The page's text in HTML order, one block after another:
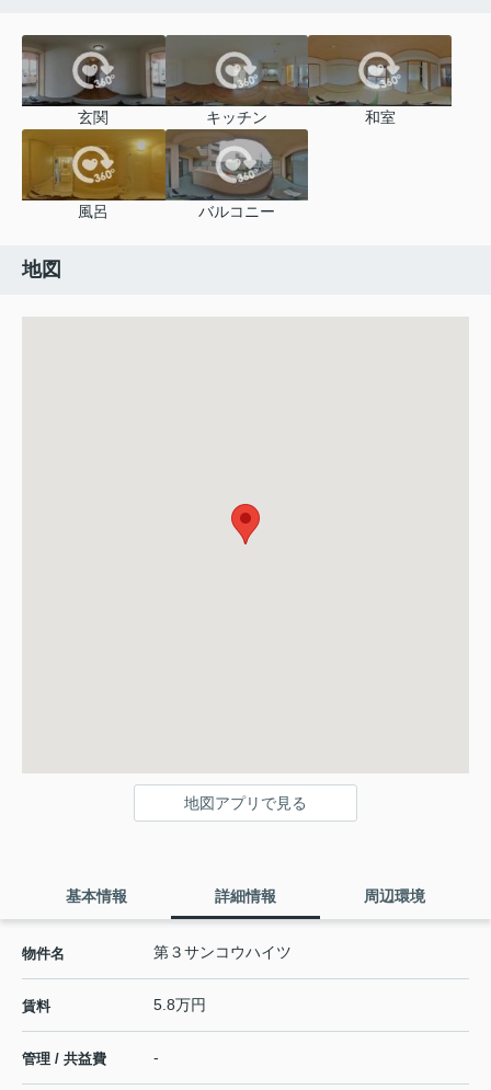
玄関 キッチン 和室
風呂 バルコニー
地図
地図アプリで見る
基本情報 詳細情報 周辺環境
物件名 第３サンコウハイツ
賃料 5.8万円
管理 / 共益費 -